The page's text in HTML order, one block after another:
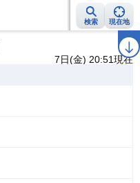
検索 現在地
ラ
7日(金) 20:51現在